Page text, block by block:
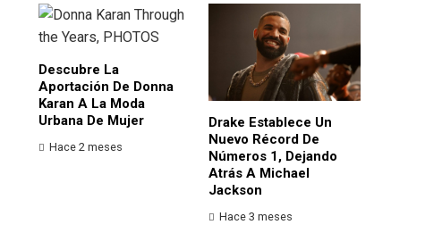
Descubre La
Aportación De Donna
Karan A La Moda
Urbana De Mujer
Hace 2 meses
Drake Establece Un
Nuevo Récord De
Números 1, Dejando
Atrás A Michael
Jackson
Hace 3 meses